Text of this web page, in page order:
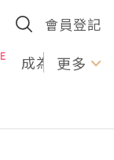
會員登記
成為U更多